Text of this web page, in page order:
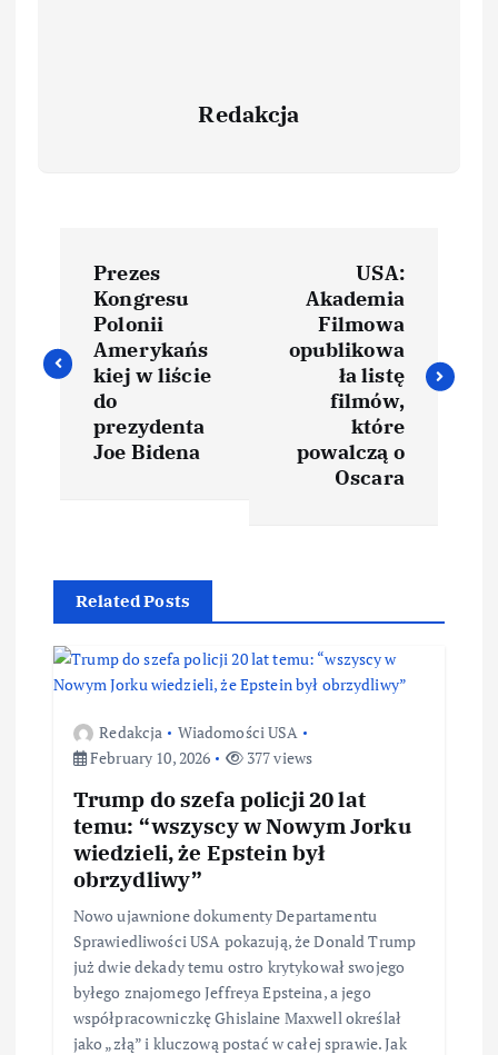
Redakcja
Prezes
Kongresu
Polonii
Amerykańs
kiej w liście
do
prezydenta
Joe Bidena
USA:
Akademia
Filmowa
opublikowa
ła listę
filmów,
które
powalczą o
Oscara
Related Posts
Redakcja
Wiadomości USA
February 10, 2026
377 views
Trump do szefa policji 20 lat
temu: “wszyscy w Nowym Jorku
wiedzieli, że Epstein był
obrzydliwy”
Nowo ujawnione dokumenty Departamentu
Sprawiedliwości USA pokazują, że Donald Trump
już dwie dekady temu ostro krytykował swojego
byłego znajomego Jeffreya Epsteina, a jego
współpracowniczkę Ghislaine Maxwell określał
jako „złą” i kluczową postać w całej sprawie. Jak